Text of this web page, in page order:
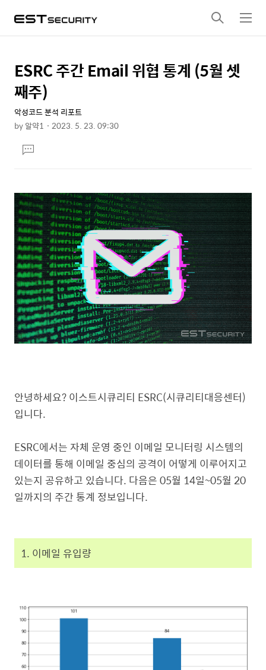
검
색
메
뉴
상
세
컨
텐
본
문
제
목
ESRC 주간 Email 위협 통계 (5월 셋
째주)
악성코드 분석 리포트
by알약1 2023. 5. 23. 09:30
문댓
글
안녕하세요? 이스트시큐리티 ESRC(시큐리티대응센터)
입니다.
ESRC에서는 자체 운영 중인 이메일 모니터링 시스템의
데이터를 통해 이메일 중심의 공격이 어떻게 이루어지고
있는지 공유하고 있습니다. 다음은 05월 14일~05월 20
일까지의 주간 통계 정보입니다.
1. 이메일 유입량